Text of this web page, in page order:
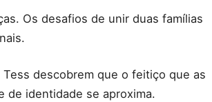
Os desafios de unir duas famílias
descobrem que o feitiço que as
de identidade se aproxima.